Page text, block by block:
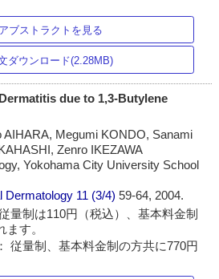
アブストラクトを見る
ダウンロード(2.28MB)
due to 1,3-Butylene
AIHARA, Megumi KONDO, Sanami
Zenro IKEZAWA
Yokohama City University School
Dermatology 11 (3/4)59-64, 2004.
量制は110円（税込）、基本料金制
す。
従量制、基本料金制の方共に770円